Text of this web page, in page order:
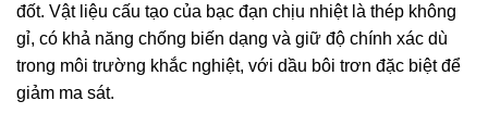
đốt. Vật liệu cấu tạo của bạc đạn chịu nhiệt là thép không
gỉ, có khả năng chống biến dạng và giữ độ chính xác dù
trong môi trường khắc nghiệt, với dầu bôi trơn đặc biệt để
giảm ma sát.